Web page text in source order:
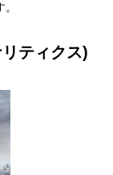
ティクス)